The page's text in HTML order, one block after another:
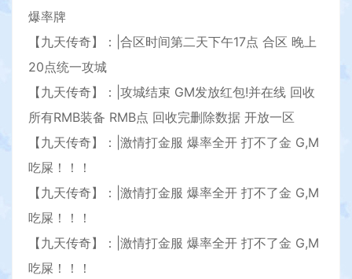
爆率牌
【九天传奇】：|合区时间第二天下午17点 合区 晚上
20点统一攻城
【九天传奇】：|攻城结束 GM发放红包!并在线 回收
所有RMB装备 RMB点 回收完删除数据 开放一区
【九天传奇】：|激情打金服 爆率全开 打不了金 G,M
吃屎！！！
【九天传奇】：|激情打金服 爆率全开 打不了金 G,M
吃屎！！！
【九天传奇】：|激情打金服 爆率全开 打不了金 G,M
吃屎！！！